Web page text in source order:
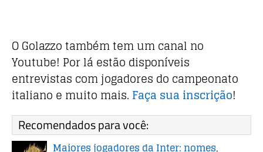
O Golazzo também tem um canal no
Youtube! Por lá estão disponíveis
entrevistas com jogadores do campeonato
italiano e muito mais. Faça sua inscrição!
Recomendados para você:
Maiores jogadores da Inter: nomes,